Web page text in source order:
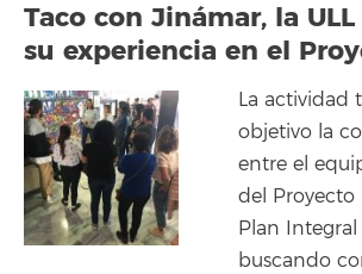
Taco con Jinámar, la
su experiencia en el
La actividad
objetivo la
entre el
del Proyecto
Plan
buscando